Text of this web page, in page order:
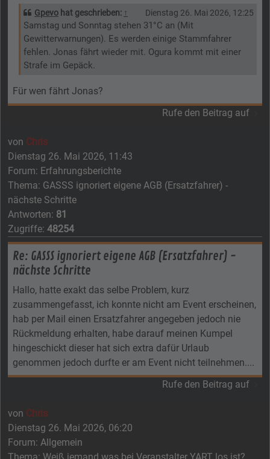
Gpevo hat geschrieben: ↑ Dienstag 26. Mai 2026, 12:25
Samstag und Sonntag stehen 31°C an (Mit
Gewitterwarnungen). Es werden einige Stammfahrer
fehlen. Jonas fährt wieder mit. Ogura kommt mit einer
Strafe im Gepäck.
Für wen fährt Jonas?
Rufe den Beitrag auf
von Chris
Dienstag 26. Mai 2026, 11:43
Forum: Erfahrungsberichte
Thema: GASSS ignoriert eigene AGB (Ersatzfahrer) -
nächste Schritte
Antworten: 81
Zugriffe: 48254
Re: GASSS ignoriert eigene AGB (Ersatzfahrer) -
nächste Schritte
Hallo, hatte exakt das selbe Problem, kurz
zusammengefasst, ich konnte nicht am Event erscheinen,
hab per Mail einen Ersatzfahrer angegeben jedoch nie
Rückmeldung erhalten, habe darauf meinen Kumpel
hingeschickt dieser hat sich extra dafür Urlaub
genommen jedoch durfte er am Event nicht teilnehmen....
Rufe den Beitrag auf
von Chris
Dienstag 26. Mai 2026, 06:20
Forum: Allgemein